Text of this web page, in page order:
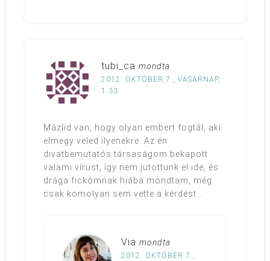
tubi_ca mondta
2012. OKTÓBER 7., VASÁRNAP,
1:33
Mázlid van, hogy olyan embert fogtál, aki
elmegy veled ilyenekre. Az én
divatbemutatós társaságom bekapott
valami vírust, így nem jutottunk el ide, és
drága fickómnak hiába mondtam, még
csak komolyan sem vette a kérdést…
Via mondta
2012. OKTÓBER 7.,